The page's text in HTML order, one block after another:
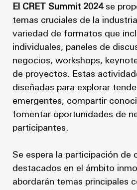
El CRET Summit 2024se
temas cruciales de la
variedad de formatos que
individuales, paneles de
negocios, workshops,
de proyectos. Estas
diseñadas para explorar
emergentes, compartir
fomentar oportunidades de
participantes.
Se espera la participación de
destacados en el ámbito
abordarán temas principales